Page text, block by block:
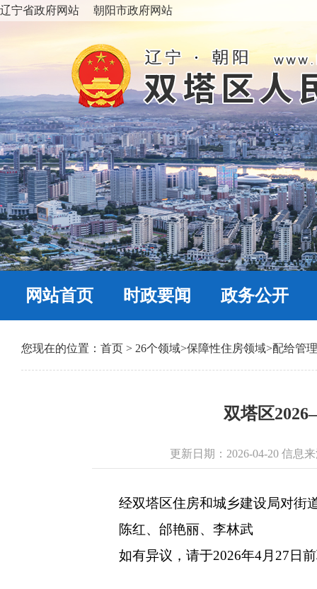
辽宁省政府网站 朝阳市政府网站
网站首页 时政要闻 政务公开
您现在的位置： 首页 > 26个领域>保障性住房领域>配给管理
双塔区
更新日期：2026-04-20 信息
经双塔区住房和城乡建设局对街道
陈红、邰艳丽、李林武
如有异议，请于2026年4月27日前